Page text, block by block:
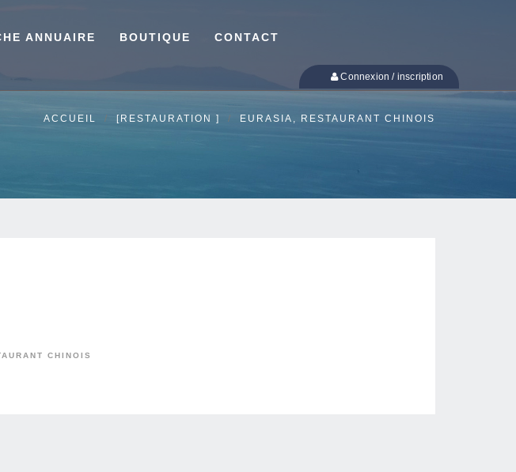
ANNUAIRE BOUTIQUE CONTACT
Connexion / inscription
ACCUEIL [RESTAURATION ] EURASIA, RESTAURANT CHINOIS
CHINOIS